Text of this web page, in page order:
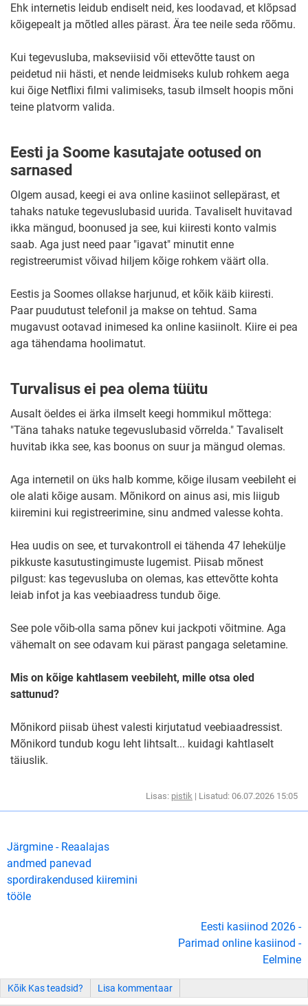
Ehk internetis leidub endiselt neid, kes loodavad, et klõpsad
kõigepealt ja mõtled alles pärast. Ära tee neile seda rõõmu.
Kui tegevusluba, makseviisid või ettevõtte taust on
peidetud nii hästi, et nende leidmiseks kulub rohkem aega
kui õige Netflixi filmi valimiseks, tasub ilmselt hoopis mõni
teine platvorm valida.
Eesti ja Soome kasutajate ootused on
sarnased
Olgem ausad, keegi ei ava online kasiinot sellepärast, et
tahaks natuke tegevuslubasid uurida. Tavaliselt huvitavad
ikka mängud, boonused ja see, kui kiiresti konto valmis
saab. Aga just need paar "igavat" minutit enne
registreerumist võivad hiljem kõige rohkem väärt olla.
Eestis ja Soomes ollakse harjunud, et kõik käib kiiresti.
Paar puudutust telefonil ja makse on tehtud. Sama
mugavust ootavad inimesed ka online kasiinolt. Kiire ei pea
aga tähendama hoolimatut.
Turvalisus ei pea olema tüütu
Ausalt öeldes ei ärka ilmselt keegi hommikul mõttega:
"Täna tahaks natuke tegevuslubasid võrrelda." Tavaliselt
huvitab ikka see, kas boonus on suur ja mängud olemas.
Aga internetil on üks halb komme, kõige ilusam veebileht ei
ole alati kõige ausam. Mõnikord on ainus asi, mis liigub
kiiremini kui registreerimine, sinu andmed valesse kohta.
Hea uudis on see, et turvakontroll ei tähenda 47 lehekülje
pikkuste kasutustingimuste lugemist. Piisab mõnest
pilgust: kas tegevusluba on olemas, kas ettevõtte kohta
leiab infot ja kas veebiaadress tundub õige.
See pole võib-olla sama põnev kui jackpoti võitmine. Aga
vähemalt on see odavam kui pärast pangaga seletamine.
Mis on kõige kahtlasem veebileht, mille otsa oled
sattunud?
Mõnikord piisab ühest valesti kirjutatud veebiaadressist.
Mõnikord tundub kogu leht lihtsalt... kuidagi kahtlaselt
täiuslik.
Lisas: pistik | Lisatud: 06.07.2026 15:05
Järgmine - Reaalajas
andmed panevad
spordirakendused kiiremini
tööle
Eesti kasiinod 2026 -
Parimad online kasiinod -
Eelmine
Kõik Kas teadsid? Lisa kommentaar